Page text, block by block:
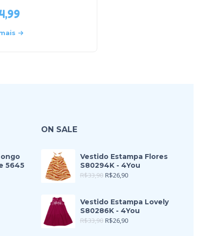
5645
ON SALE
Vestido Estampa Flores
S80294K - 4You
R$33,90 R$26,90
Vestido Estampa Lovely
S80286K - 4You
R$33,90 R$26,90